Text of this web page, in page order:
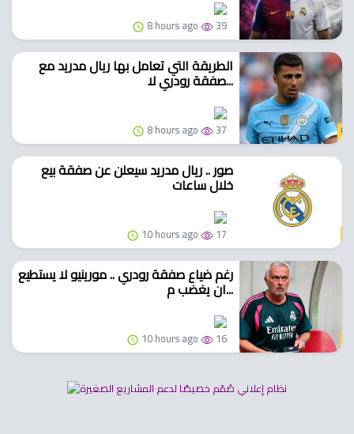
8 hours ago 39
الطريقة التي تعامل بها ريال مدريد مع
صفقة رودري لا...
8 hours ago 37
صور .. ريال مدريد سيعلن عن صفقة بيع
خلال ساعات
10 hours ago 17
رغم ضياع صفقة رودري .. مورينيو لا يستطيع
ان يغضب م...
10 hours ago 16